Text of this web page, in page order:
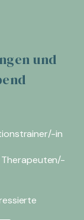
und
in
Therapeuten/-